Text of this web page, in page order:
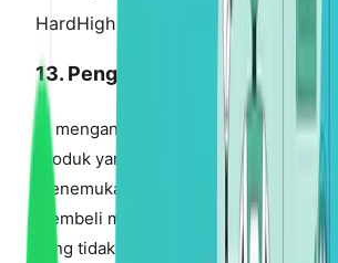
HardHigh Impact
13. Pengelompokan Produk AI
AI menganalisis pola pembelian
produk yang tidak jelas. Sebuah toko
menemukan bahwa pembeli
membeli mangkuk air keramik 34%
yang tidak akan diintuisi oleh